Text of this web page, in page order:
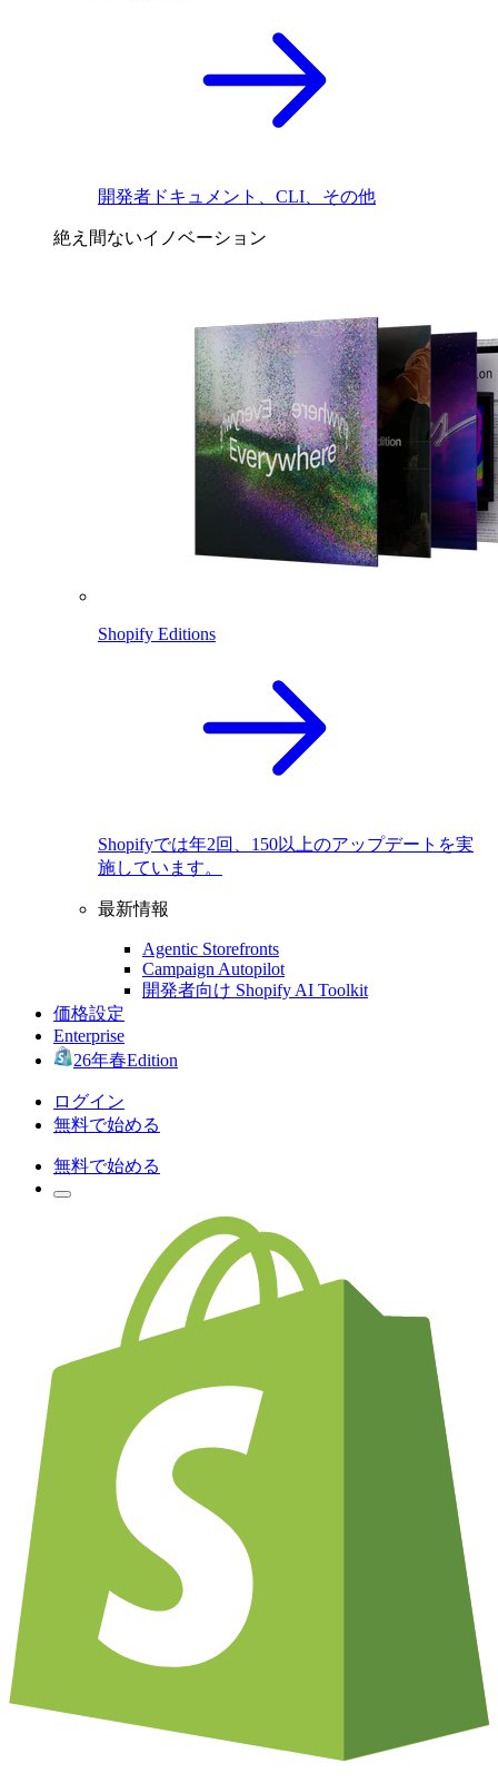
開発者ドキュメント、CLI、その他
絶え間ないイノベーション
Shopify Editions
Shopifyでは年2回、150以上のアップデートを実
施しています。
最新情報
Agentic Storefronts
Campaign Autopilot
開発者向け Shopify AI Toolkit
価格設定
Enterprise
26年春Edition
ログイン
無料で始める
無料で始める